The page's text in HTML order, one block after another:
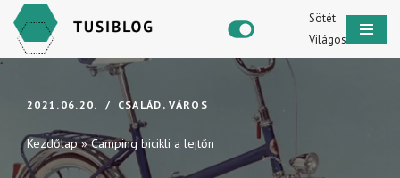
Skip
Sötét
Világos
2021.06.20. CSALÁD ,VÁROS
Kezdőlap»Camping bicikli a lejtőn